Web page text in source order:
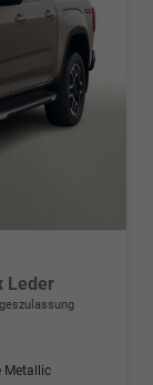
Leder
Metallic